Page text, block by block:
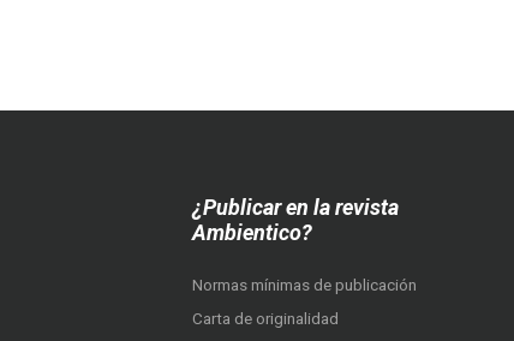
¿Publicar en la revista
Ambientico?
Normas mínimas de publicación
Carta de originalidad